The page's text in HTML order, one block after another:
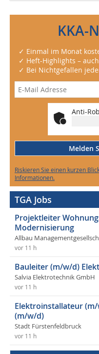
KKA-
✓ Einmal im Monat
✓ Heft-Highlights –
✓ Bei Nichtgefallen
Anti-
Melden
Riskieren Sie einen kurzen
Informationen.
TGA Jobs
Projektleiter
Modernisierung
Allbau
vor 11 h
Bauleiter (m/w/d)
Salvia Elektrotechnik GmbH
vor 11 h
Elektroinstallateur
(m/w/d)
Stadt Fürstenfeldbruck
vor 11 h